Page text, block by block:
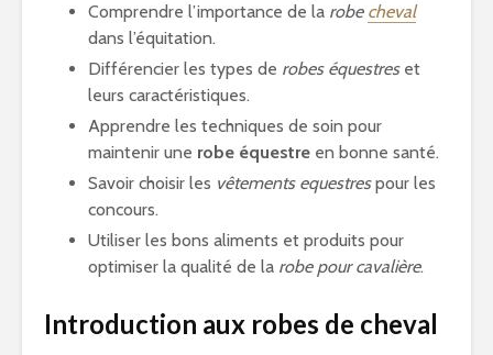
Comprendre l’importance de la robe cheval
dans l’équitation.
Différencier les types de robes équestreset
leurs caractéristiques.
Apprendre les techniques de soin pour
maintenir une robe équestre en bonne santé.
Savoir choisir les vêtements equestrespour les
concours.
Utiliser les bons aliments et produits pour
optimiser la qualité de la robe pour cavalière.
Introduction aux robes de cheval